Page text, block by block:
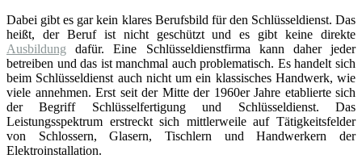
Dabei gibt es gar kein klares Berufsbild für den Schlüsseldienst. Das
heißt, der Beruf ist nicht geschützt und es gibt keine direkte
Ausbildung dafür. Eine Schlüsseldienstfirma kann daher jeder
betreiben und das ist manchmal auch problematisch. Es handelt sich
beim Schlüsseldienst auch nicht um ein klassisches Handwerk, wie
viele annehmen. Erst seit der Mitte der 1960er Jahre etablierte sich
der Begriff Schlüsselfertigung und Schlüsseldienst. Das
Leistungsspektrum erstreckt sich mittlerweile auf Tätigkeitsfelder
von Schlossern, Glasern, Tischlern und Handwerkern der
Elektroinstallation.